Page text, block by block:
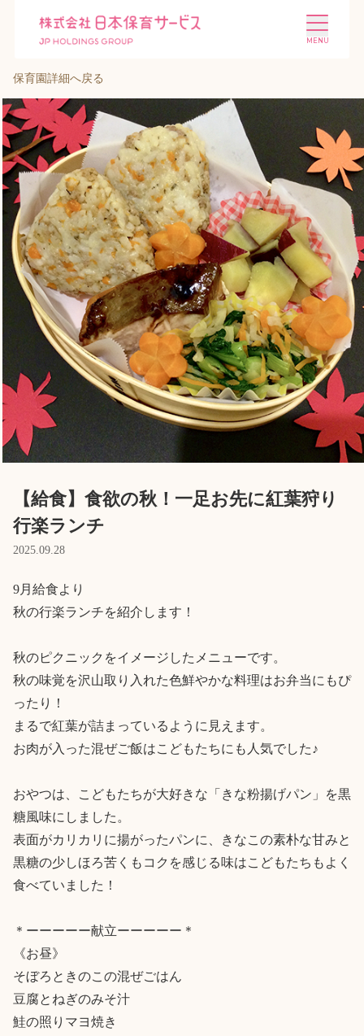
施設を探す 選ばれる理由
会社概要 ニュース
投資家情報 採用情報
Language
ホーム
プライバシーポリシー
保育園詳細へ戻る
【給食】食欲の秋！一足お先に紅葉狩り
行楽ランチ
2025.09.28
9月給食より
秋の行楽ランチを紹介します！
秋のピクニックをイメージしたメニューです。
秋の味覚を沢山取り入れた色鮮やかな料理はお弁当にもぴ
ったり！
まるで紅葉が詰まっているように見えます。
お肉が入った混ぜご飯はこどもたちにも人気でした♪
おやつは、こどもたちが大好きな「きな粉揚げパン」を黒
糖風味にしました。
表面がカリカリに揚がったパンに、きなこの素朴な甘みと
黒糖の少しほろ苦くもコクを感じる味はこどもたちもよく
食べていました！
＊ーーーーー献立ーーーーー＊
《お昼》
そぼろときのこの混ぜごはん
豆腐とねぎのみそ汁
鮭の照りマヨ焼き